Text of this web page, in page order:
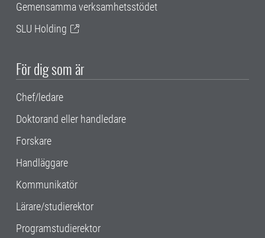
Gemensamma verksamhetsstödet
SLU Holding
För dig som är
Chef/ledare
Doktorand eller handledare
Forskare
Handläggare
Kommunikatör
Lärare/studierektor
Programstudierektor